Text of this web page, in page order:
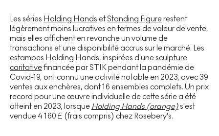
Les séries Holding Hands etStanding Figurerestent
légèrement moins lucratives en termes de valeur de vente,
mais elles affichent en revanche un volume de
transactions et une disponibilité accrus sur le marché. Les
estampes Holding Hands, inspirées d'une sculpture
caritativefinancée par STIK pendant la pandémie de
Covid-19, ont connu une activité notable en 2023, avec 39
ventes aux enchères, dont 16 ensembles complets. Un prix
record pour une œuvre individuelle de cette série a été
atteint en 2023, lorsque Holding Hands (orange) s'est
vendue 4 160 £ (frais compris) chez Rosebery's.